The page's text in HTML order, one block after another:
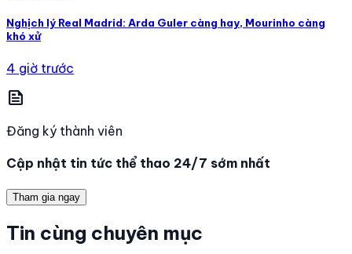
Nghịch lý Real Madrid: Arda Guler càng hay, Mourinho càng
khó xử
4 giờ trước
news
Đăng ký thành viên
Cập nhật tin tức thể thao 24/7 sớm nhất
Tham gia ngay
Tin cùng chuyên mục